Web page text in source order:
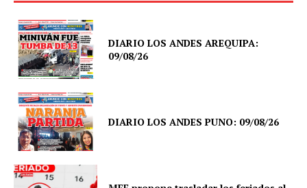
DIARIO LOS ANDES AREQUIPA:
09/08/26
DIARIO LOS ANDES PUNO: 09/08/26